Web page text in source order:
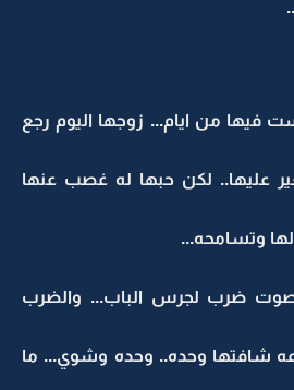
فيها من ايام... زوجها اليوم رجع
عليها.. لكن حبها له غصب عنها
وتسامحه...
ضرب لجرس الباب... والضرب
شافتها وحده.. وحده وشوي... ما